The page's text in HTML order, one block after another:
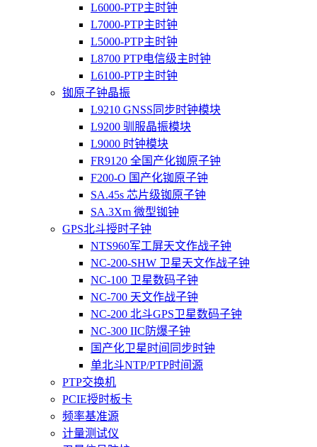
L6000-PTP主时钟
L7000-PTP主时钟
L5000-PTP主时钟
L8700 PTP电信级主时钟
L6100-PTP主时钟
铷原子钟晶振
L9210 GNSS同步时钟模块
L9200 驯服晶振模块
L9000 时钟模块
FR9120 全国产化铷原子钟
F200-O 国产化铷原子钟
SA.45s 芯片级铷原子钟
SA.3Xm 微型铷钟
GPS北斗授时子钟
NTS960军工屏天文作战子钟
NC-200-SHW 卫星天文作战子钟
NC-100 卫星数码子钟
NC-700 天文作战子钟
NC-200 北斗GPS卫星数码子钟
NC-300 IIC防爆子钟
国产化卫星时间同步时钟
单北斗NTP/PTP时间源
PTP交换机
PCIE授时板卡
频率基准源
计量测试仪